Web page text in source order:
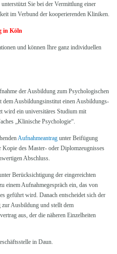
Sie bei der Vermittlung einer
im Verbund der kooperierenden Kliniken.
in Köln
und können Ihre ganz individuellen
der Ausbildung zum Psychologischen
dem Ausbildungsinstitut einen Ausbildungs­
wird ein universitäres Studium mit
„Klinische Psychologie“.
Aufnahmeantrag unter Beifügung
Kopie des Master- oder Diplomzeugnisses
Abschluss.
Berücksichtigung der eingereichten
einem Aufnahmegespräch ein, das von
geführt wird. Danach entscheidet sich der
Ausbildung und stellt dem
aus, der die näheren Einzelheiten
in Daun.